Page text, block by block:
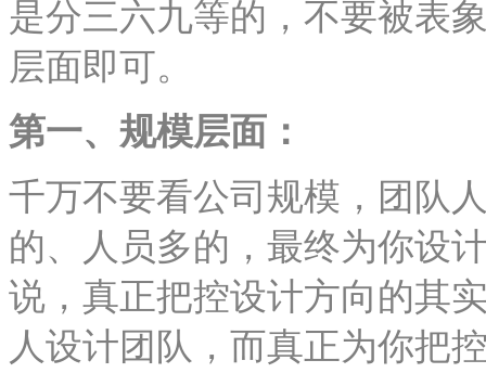
是分三六九等的，不要被表
层面即可。
第一、规模层面：
千万不要看公司规模，团队
的、人员多的，最终为你设
说，真正把控设计方向的其
人设计团队，而真正为你把